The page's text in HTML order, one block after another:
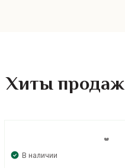
Хиты продаж
В наличии